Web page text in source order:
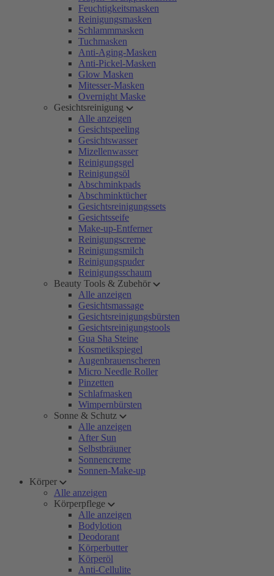
Feuchtigkeitsmasken
Reinigungsmasken
Schlammmasken
Tuchmasken
Anti-Aging-Masken
Anti-Pickel-Masken
Glow Masken
Mitesser-Masken
Overnight Maske
Gesichtsreinigung
Alle anzeigen
Gesichtspeeling
Gesichtswasser
Mizellenwasser
Reinigungsgel
Reinigungsöl
Abschminkpads
Abschminktücher
Gesichtsreinigungssets
Gesichtsseife
Make-up-Entferner
Reinigungscreme
Reinigungsmilch
Reinigungspuder
Reinigungsschaum
Beauty Tools & Zubehör
Alle anzeigen
Gesichtsmassage
Gesichtsreinigungsbürsten
Gesichtsreinigungstools
Gua Sha Steine
Kosmetikspiegel
Augenbrauenscheren
Micro Needle Roller
Pinzetten
Schlafmasken
Wimpernbürsten
Sonne & Schutz
Alle anzeigen
After Sun
Selbstbräuner
Sonnencreme
Sonnen-Make-up
Körper
Alle anzeigen
Körperpflege
Alle anzeigen
Bodylotion
Deodorant
Körperbutter
Körperöl
Anti-Cellulite